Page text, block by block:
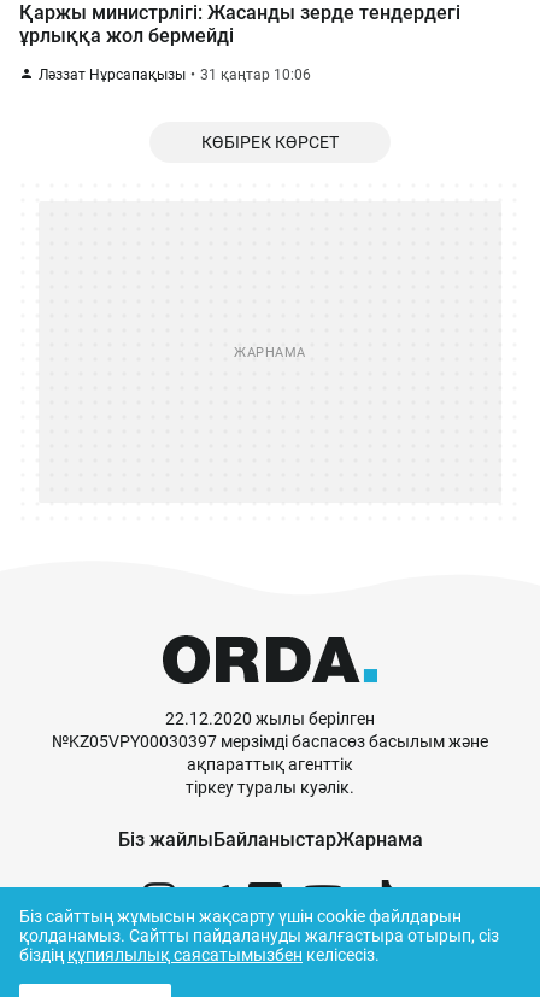
Қаржы министрлігі: Жасанды зерде тендердегі
ұрлыққа жол бермейді
Ләззат Нұрсапақызы 31 қаңтар 10:06
КӨБІРЕК КӨРСЕТ
22.12.2020 жылы берілген
№KZ05VPY00030397 мерзімді баспасөз басылым және
ақпараттық агенттік
тіркеу туралы куәлік.
Біз жайлыБайланыстарЖарнама
Біз сайттың жұмысын жақсарту үшін cookie файлдарын
қолданамыз. Сайтты пайдалануды жалғастыра отырып, сіз
біздің құпиялылық саясатымызбен келісесіз.